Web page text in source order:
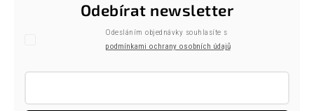
Odebírat newsletter
Odesláním objednávky souhlasíte s
podmínkami ochrany osobních údajů